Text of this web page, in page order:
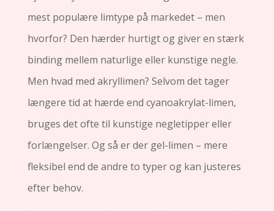
mest populære limtype på markedet – men
hvorfor? Den hærder hurtigt og giver en stærk
binding mellem naturlige eller kunstige negle.
Men hvad med akryllimen? Selvom det tager
længere tid at hærde end cyanoakrylat-limen,
bruges det ofte til kunstige negletipper eller
forlængelser. Og så er der gel-limen – mere
fleksibel end de andre to typer og kan justeres
efter behov.